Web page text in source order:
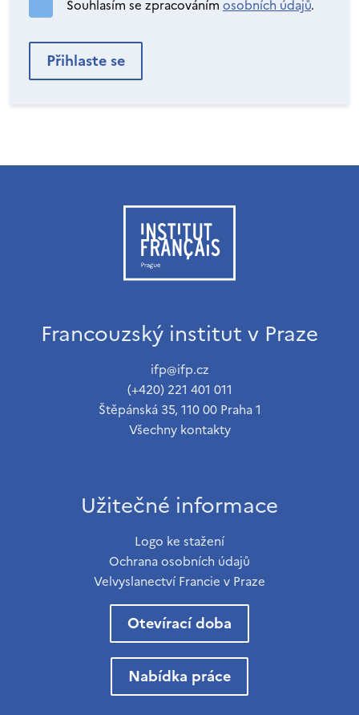
Souhlasím se zpracováním osobních údajů.
Francouzský institut v Praze
ifp@ifp.cz
(+420) 221 401 011
Štěpánská 35, 110 00 Praha 1
Všechny kontakty
Užitečné informace
Logo ke stažení
Ochrana osobních údajů
Velvyslanectví Francie v Praze
Otevírací doba
Nabídka práce